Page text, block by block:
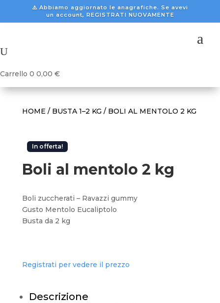
⚠️ Abbiamo aggiornato le anagrafiche. Se avevi
un account, REGISTRATI NUOVAMENTE
a
U
Carrello 0 0,00 €
HOME / BUSTA 1–2 KG / BOLI AL MENTOLO 2 KG
In offerta!
Boli al mentolo 2 kg
Boli zuccherati – Ravazzi gummy
Gusto Mentolo Eucaliptolo
Busta da 2 kg
Registrati per vedere il prezzo
Descrizione